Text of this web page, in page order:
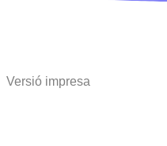
Versió impresa